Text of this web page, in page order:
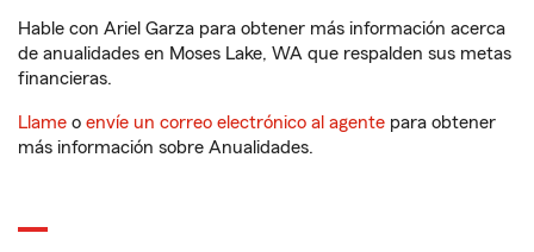
Hable con Ariel Garza para obtener más información acerca
de anualidades en Moses Lake, WA que respalden sus metas
financieras.
Llame o envíe un correo electrónico al agente para obtener
más información sobre Anualidades.